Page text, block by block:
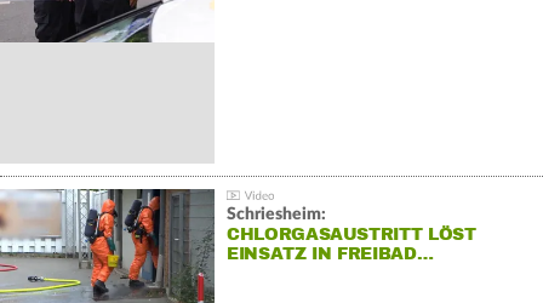
Schriesheim:
CHLORGASAUSTRITT LÖST
EINSATZ IN FREIBAD…